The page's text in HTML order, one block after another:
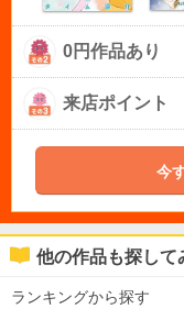
0円作品あり
来店ポイント
今
他の作品も探して
ランキングから探す